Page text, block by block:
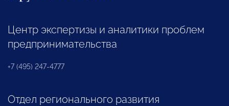
Центр экспертизы и аналитики проблем
предпринимательства
+7 (495) 247-4777
Отдел регионального развития